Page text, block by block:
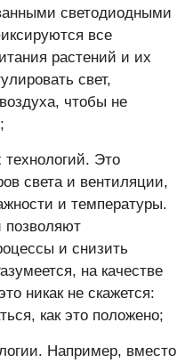
светодиодными
все
растений и их
свет,
чтобы не
Это
света и вентиляции,
и температуры.
позволяют
и снизить
на качестве
никак не скажется:
как это положено;
Например, вместо